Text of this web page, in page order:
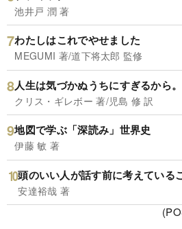
池井戸 潤 著
わたしはこれでやせました
MEGUMI 著/道下将太郎 監修
人生は気づかぬうちにすぎるから。
クリス・ギレボー 著/児島 修 訳
地図で学ぶ「深読み」世界史
伊藤 敏 著
頭のいい人が話す前に考えている
安達裕哉 著